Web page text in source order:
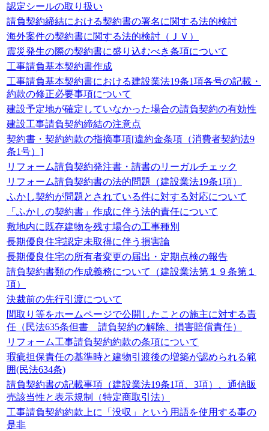
認定シールの取り扱い
請負契約締結における契約書の署名に関する法的検討
海外案件の契約書に関する法的検討（ＪＶ）
震災発生の際の契約書に盛り込むべき条項について
工事請負基本契約書作成
工事請負基本契約書における建設業法19条1項各号の記載・
約款の修正必要事項について
建設予定地が確定していなかった場合の請負契約の有効性
建設工事請負契約締結の注意点
契約書・契約約款の指摘事項[違約金条項（消費者契約法9
条1号）]
リフォーム請負契約発注書・請書のリーガルチェック
リフォーム請負契約書の法的問題（建設業法19条1項）
ふかし契約が問題とされている件に対する対応について
「ふかしの契約書」作成に伴う法的責任について
敷地内に既存建物を残す場合の工事種別
長期優良住宅認定未取得に伴う損害論
長期優良住宅の所有者変更の届出・定期点検の報告
請負契約書類の作成義務について（建設業法第１９条第１
項）
決裁前の先行引渡について
間取り等をホームページで公開したことの施主に対する責
任（民法635条但書 請負契約の解除、損害賠償責任）
リフォーム工事請負契約約款の条項について
瑕疵担保責任の基準時と建物引渡後の増築が認められる範
囲(民法634条)
請負契約書の記載事項（建設業法19条1項、3項）、通信販
売該当性と表示規制（特定商取引法）
工事請負契約約款上に「没収」という用語を使用する事の
是非